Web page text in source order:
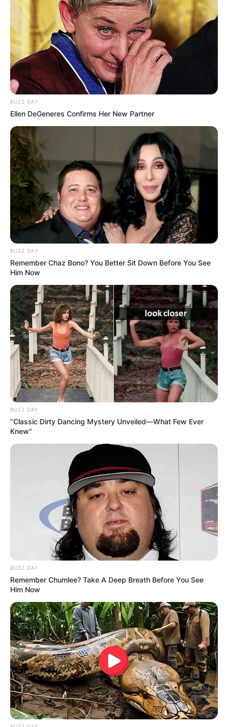
ΤΑΥΤΟΤΗΤΑ ΚΑΙ ΕΠΙΚΟΙΝΩΝΙΑ ΟΡΟΙ ΧΡΗΣΗΣ
BUZZ DAY
Ellen DeGeneres Confirms Her New Partner
BUZZ DAY
Remember Chaz Bono? You Better Sit Down Before You See
Him Now
BUZZ DAY
“Classic Dirty Dancing Mystery Unveiled—What Few Ever
Knew"
BUZZ DAY
Remember Chumlee? Take A Deep Breath Before You See
Him Now